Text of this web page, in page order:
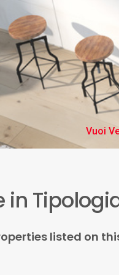
Vuoi
in
listed on